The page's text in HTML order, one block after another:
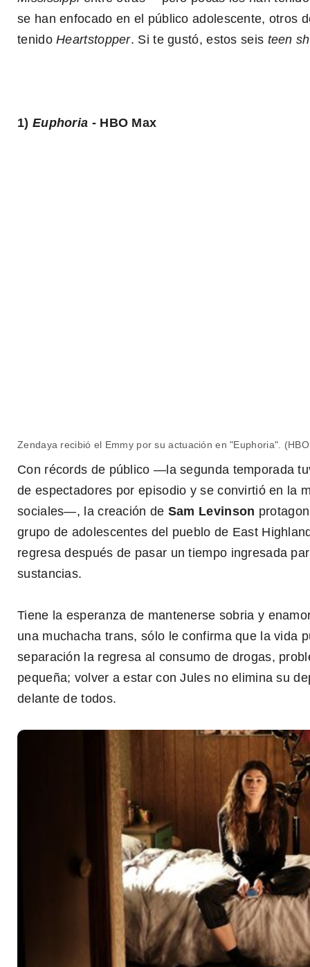
se han enfocado en el público adolescente, otros
tenidoHeartstopper. Si te gustó, estos seis teen
1) Euphoria - HBO Max
Euphoria Temporada 2 Tráiler
of
Zendaya recibió el Emmy por su actuación en "Euphoria".
Con récords de público —la segunda temporada
de espectadores por episodio y se convirtió en la
sociales—, la creación de Sam Levinson
grupo de adolescentes del pueblo de East
regresa después de pasar un tiempo ingresada
sustancias.
Tiene la esperanza de mantenerse sobria y
una muchacha trans, sólo le confirma que la vida
separación la regresa al consumo de drogas,
pequeña; volver a estar con Jules no elimina su
delante de todos.